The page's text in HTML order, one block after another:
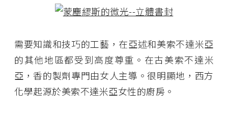
需要知識和技巧的工藝，在亞述和美索不達米亞
的其他地區都受到高度尊重。在古美索不達米
亞，香的製劑專門由女人主導。很明顯地，西方
化學起源於美索不達米亞女性的廚房。